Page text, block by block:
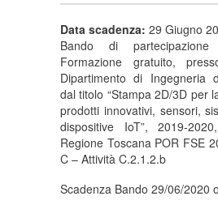
Data scadenza: 29 Giugno
Bando di
Formazione gratuito,
Dipartimento di Ingegneria
dal titolo “Stampa 2D/3D per
prodotti innovativi, sensori,
dispositive IoT”, 2019-
Regione Toscana POR FSE
C – Attività C.2.1.2.b
Scadenza Bando 29/06/2020